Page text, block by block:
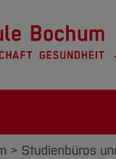
Studienbüros